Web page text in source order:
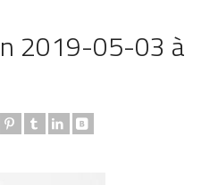
2019-05-03 à